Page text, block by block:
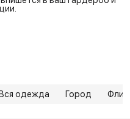
Вся одежда Город